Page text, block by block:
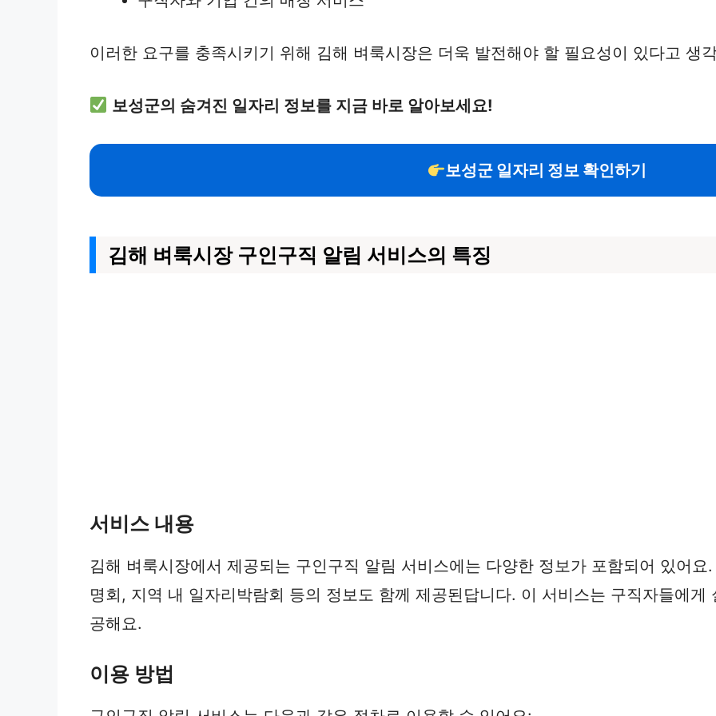
이러한 요구를 충족시키기 위해 김해 벼룩시장은 더욱 발전해야 할 필요성이 있다고 생
보성군의 숨겨진 일자리 정보를 지금 바로 알아보세요!
보성군 일자리 정보 확인하기
김해 벼룩시장 구인구직 알림 서비스의 특징
서비스 내용
김해 벼룩시장에서 제공되는 구인구직 알림 서비스에는 다양한 정보가 포함되어 있어
명회, 지역 내 일자리박람회 등의 정보도 함께 제공된답니다. 이 서비스는 구직자들에
공해요.
이용 방법